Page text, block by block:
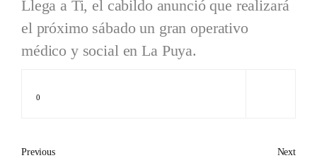
Llega a Ti, el cabildo anunció que realizará
el próximo sábado un gran operativo
médico y social en La Puya.
0
Previous Next